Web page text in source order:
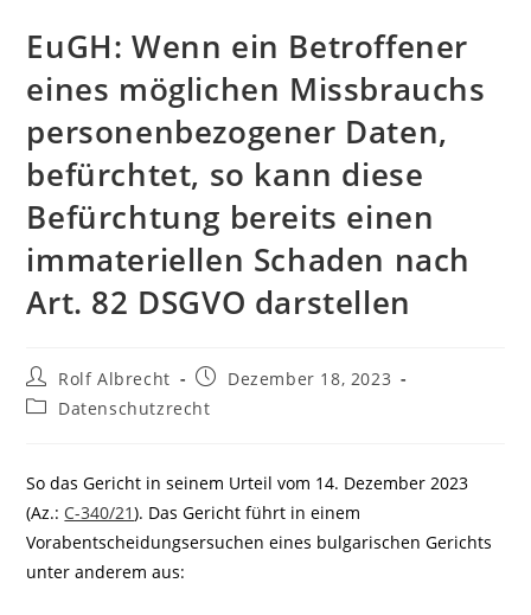
EuGH: Wenn ein Betroffener
eines möglichen Missbrauchs
personenbezogener Daten,
befürchtet, so kann diese
Befürchtung bereits einen
immateriellen Schaden nach
Art. 82 DSGVO darstellen
Beitrags-
Autor:
Rolf Albrecht
Beitrag
veröffentlicht:
Dezember 18, 2023
Beitrags-
Datenschutzrecht
So das Gericht in seinem Urteil vom 14. Dezember 2023
(Az.: C-340/21). Das Gericht führt in einem
Vorabentscheidungsersuchen eines bulgarischen Gerichts
unter anderem aus: